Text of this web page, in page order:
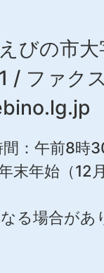
びの市大
/ ファ
：午前8時
末年始（12
る場合が